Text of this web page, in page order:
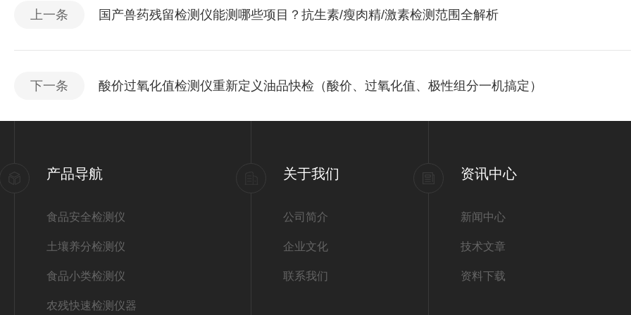
上一条 国产兽药残留检测仪能测哪些项目？抗生素/瘦肉精/激素检测范围全解析
下一条 酸价过氧化值检测仪重新定义油品快检（酸价、过氧化值、极性组分一机搞定）
产品导航
食品安全检测仪
土壤养分检测仪
食品小类检测仪
农残快速检测仪器
关于我们
公司简介
企业文化
联系我们
资讯中心
新闻中心
技术文章
资料下载